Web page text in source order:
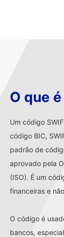
O que
Um código
código BIC,
padrão de
aprovado pela
(ISO). É um
financeiras e
O código é
bancos,